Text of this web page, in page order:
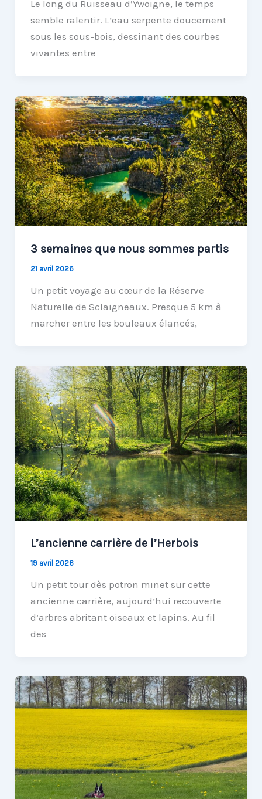
Le long du Ruisseau d’Ywoigne, le temps
semble ralentir. L’eau serpente doucement
sous les sous-bois, dessinant des courbes
vivantes entre
3 semaines que nous sommes partis
21 avril 2026
Un petit voyage au cœur de la Réserve
Naturelle de Sclaigneaux. Presque 5 km à
marcher entre les bouleaux élancés,
L’ancienne carrière de l’Herbois
19 avril 2026
Un petit tour dès potron minet sur cette
ancienne carrière, aujourd’hui recouverte
d’arbres abritant oiseaux et lapins. Au fil
des